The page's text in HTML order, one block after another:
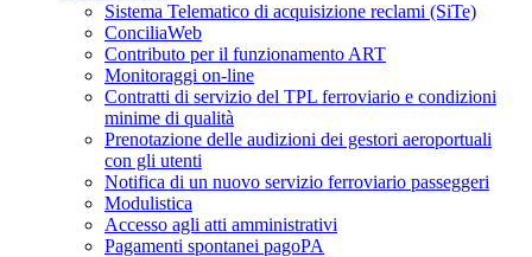
Sistema Telematico di acquisizione reclami (SiTe)
ConciliaWeb
Contributo per il funzionamento ART
Monitoraggi on-line
Contratti di servizio del TPL ferroviario e condizioni
minime di qualità
Prenotazione delle audizioni dei gestori aeroportuali
con gli utenti
Notifica di un nuovo servizio ferroviario passeggeri
Modulistica
Accesso agli atti amministrativi
Pagamenti spontanei pagoPA